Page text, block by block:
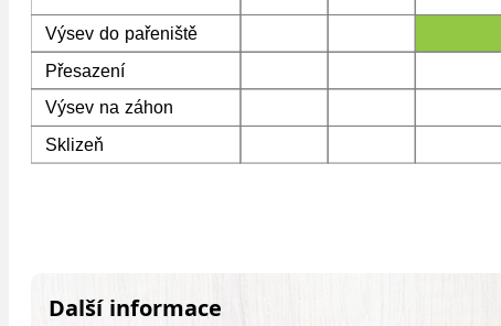
Výsev do pařeniště
Přesazení
Výsev na záhon
Sklizeň
Další informace